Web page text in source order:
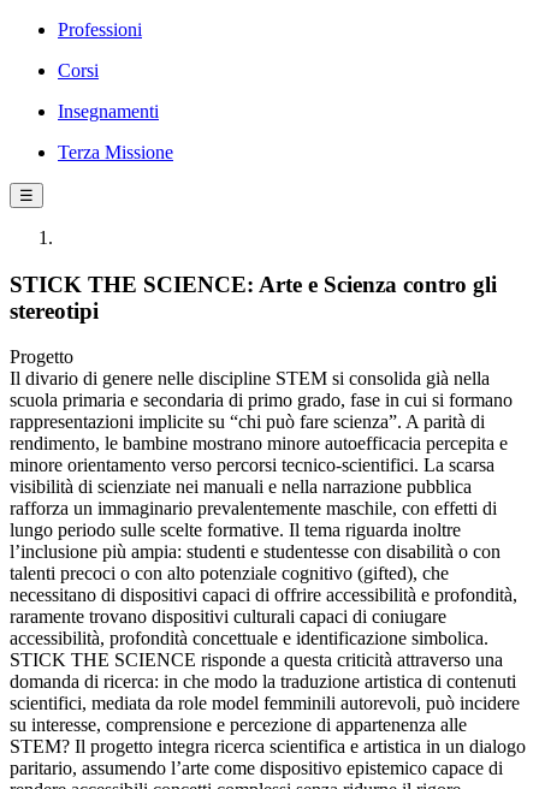
Professioni
Corsi
Insegnamenti
Terza Missione
☰
STICK THE SCIENCE: Arte e Scienza contro gli
stereotipi
Progetto
Il divario di genere nelle discipline STEM si consolida già nella
scuola primaria e secondaria di primo grado, fase in cui si formano
rappresentazioni implicite su “chi può fare scienza”. A parità di
rendimento, le bambine mostrano minore autoefficacia percepita e
minore orientamento verso percorsi tecnico-scientifici. La scarsa
visibilità di scienziate nei manuali e nella narrazione pubblica
rafforza un immaginario prevalentemente maschile, con effetti di
lungo periodo sulle scelte formative. Il tema riguarda inoltre
l’inclusione più ampia: studenti e studentesse con disabilità o con
talenti precoci o con alto potenziale cognitivo (gifted), che
necessitano di dispositivi capaci di offrire accessibilità e profondità,
raramente trovano dispositivi culturali capaci di coniugare
accessibilità, profondità concettuale e identificazione simbolica.
STICK THE SCIENCE risponde a questa criticità attraverso una
domanda di ricerca: in che modo la traduzione artistica di contenuti
scientifici, mediata da role model femminili autorevoli, può incidere
su interesse, comprensione e percezione di appartenenza alle
STEM? Il progetto integra ricerca scientifica e artistica in un dialogo
paritario, assumendo l’arte come dispositivo epistemico capace di